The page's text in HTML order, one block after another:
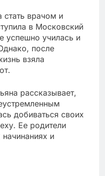
стать врачом и
в Московский
успешно училась и
после
взяла
рассказывает,
добиваться своих
Ее родители
и